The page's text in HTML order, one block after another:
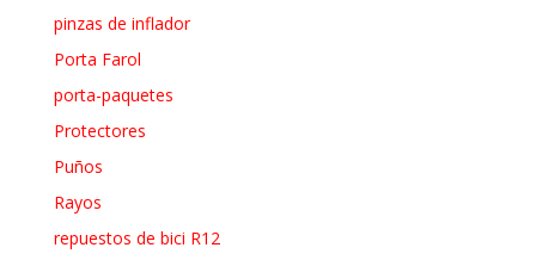
pinzas de inflador
Porta Farol
porta-paquetes
Protectores
Puños
Rayos
repuestos de bici R12